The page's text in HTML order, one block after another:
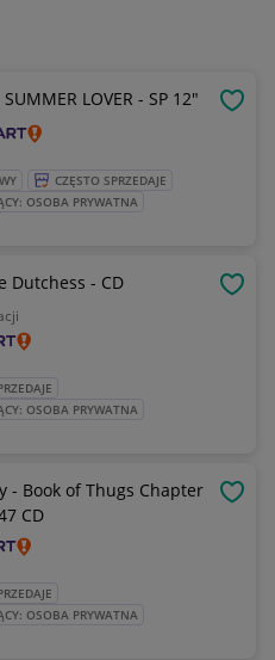
LOVER - SP 12"
CZĘSTO SPRZEDAJE
OSOBA PRYWATNA
- The Dutchess - CD
OSOBA PRYWATNA
- Book of Thugs Chapter
CD
OSOBA PRYWATNA